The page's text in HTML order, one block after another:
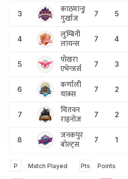
3 काठमान्डु
गुर्खाज 7 5
4 लुम्बिनी
लायन्स 7 4
5 पोखरा
एभेन्जर्स 7 3
6 कर्णाली
याक्स 7 2
7 चितवन
राइनोज 7 2
8 जनकपुर
बोल्ट्स 7 1
P Match Played Pts Points